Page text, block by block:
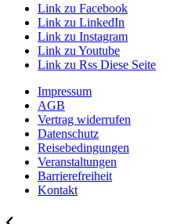
Link zu Facebook
Link zu LinkedIn
Link zu Instagram
Link zu Youtube
Link zu Rss Diese Seite
Impressum
AGB
Vertrag widerrufen
Datenschutz
Reisebedingungen
Veranstaltungen
Barrierefreiheit
Kontakt